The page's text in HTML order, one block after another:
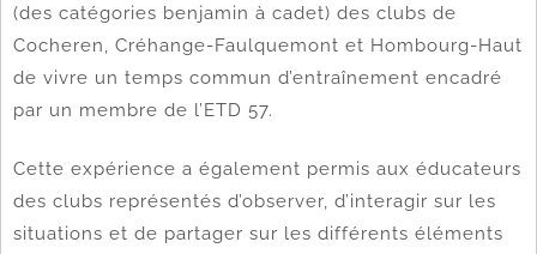
(des catégories benjamin à cadet) des clubs de
Cocheren, Créhange-Faulquemont et Hombourg-Haut
de vivre un temps commun d’entraînement encadré
par un membre de l’ETD 57.
Cette expérience a également permis aux éducateurs
des clubs représentés d’observer, d’interagir sur les
situations et de partager sur les différents éléments